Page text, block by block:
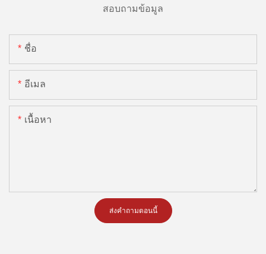
สอบถามข้อมูล
ชื่อ
อีเมล
เนื้อหา
ส่งคำถามตอนนี้